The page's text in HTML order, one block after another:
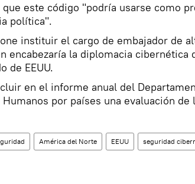
este código "podría usarse como
política".
instituir el cargo de embajador de
encabezaría la diplomacia cibernética
de EEUU.
en el informe anual del
por países una evaluación de
América del Norte EEUU seguridad